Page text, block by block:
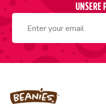
UNSERE